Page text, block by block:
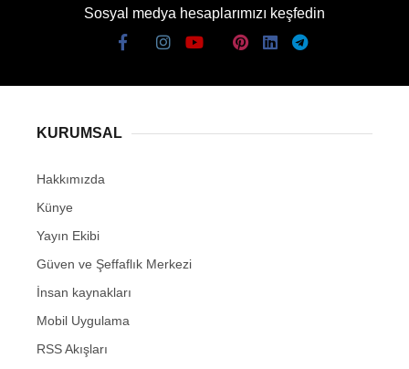
Sosyal medya hesaplarımızı keşfedin
KURUMSAL
Hakkımızda
Künye
Yayın Ekibi
Güven ve Şeffaflık Merkezi
İnsan kaynakları
Mobil Uygulama
RSS Akışları